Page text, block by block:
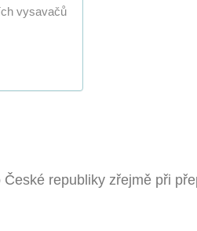
vysavačů
republiky zřejmě při